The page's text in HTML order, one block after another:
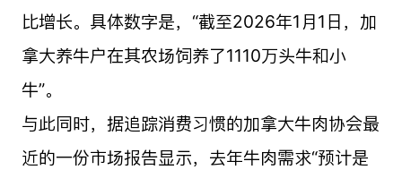
比增长。具体数字是，“截至2026年1月1日，加
拿大养牛户在其农场饲养了1110万头牛和小
牛”。
与此同时，据追踪消费习惯的加拿大牛肉协会最
近的一份市场报告显示，去年牛肉需求“预计是